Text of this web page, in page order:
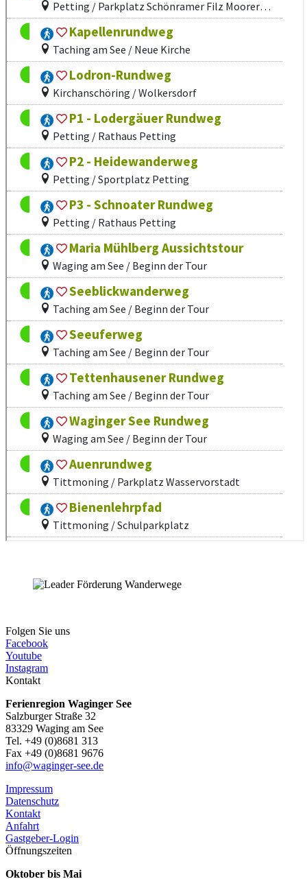
Folgen Sie uns
Facebook
Youtube
Instagram
Kontakt
Ferienregion Waginger See
Salzburger Straße 32
83329 Waging am See
Tel. +49 (0)8681 313
Fax +49 (0)8681 9676
info@waginger-see.de
Impressum
Datenschutz
Kontakt
Anfahrt
Gastgeber-Login
Öffnungszeiten
Oktober bis Mai